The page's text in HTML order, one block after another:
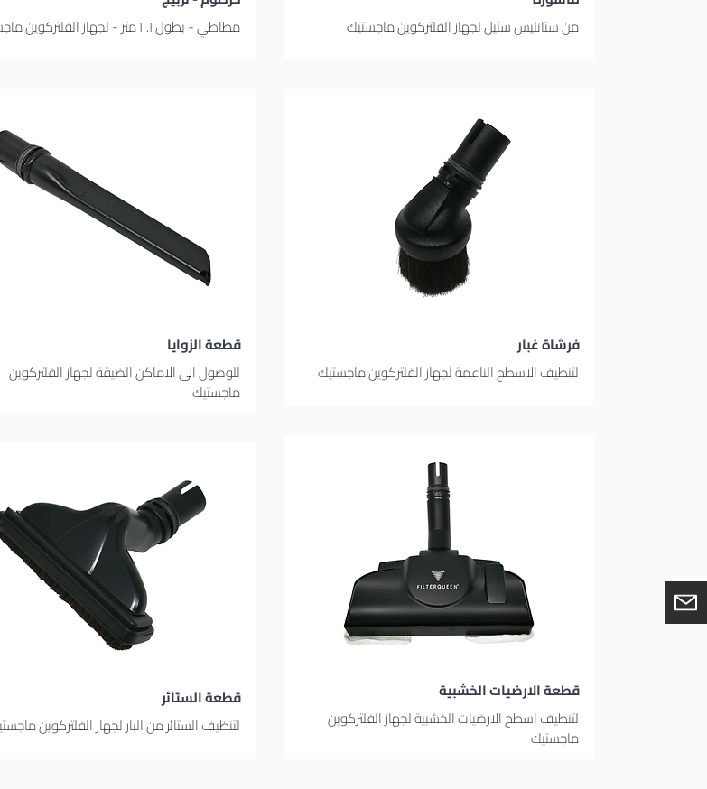
مطاطي - بطول ٢.١ متر - لجهاز الفلتركوين ماجستيك
قطعة الزوايا
للوصول الى الاماكن الضيقة لجهاز الفلتركوين
ماجستيك
قطعة الستائر
لتنظيف الستائر من البار لجهاز الفلتركوين
من ستانليس ستيل لجهاز الفلتركوين ماجستيك
فرشاة غبار
لتنظيف الاسطح الناعمة لجهاز الفلتركوين ماجستيك
قطعة الارضيات الخشبية
لتنظيف اسطح الارضيات الخشبية لجهاز الفلتركوين
ماجستيك